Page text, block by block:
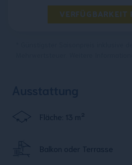
VERFÜGBARKEIT
Fläche: 13 m²
Balkon oder Terrasse